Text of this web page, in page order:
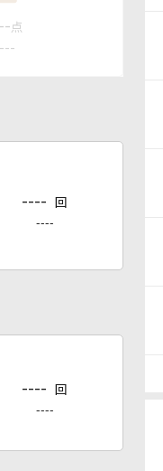
点
---- 回
----
---- 回
----